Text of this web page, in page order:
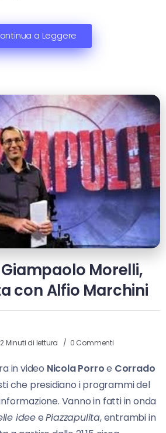
a Leggere
Morelli,
con Alfio Marchini
2 Minuti di lettura 0 Commenti
in video Nicola Porroe Corrado
che presidiano i programmi del
Vanno in fatti in onda
ideeePiazzapulita, entrambi in